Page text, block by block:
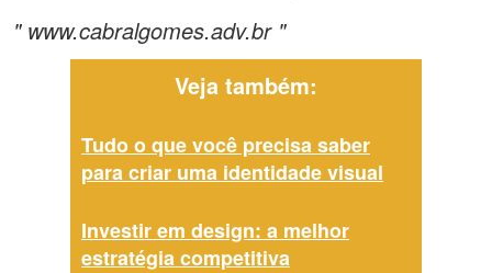
" www.cabralgomes.adv.br "
Veja também:
Tudo o que você precisa saber
para criar uma identidade visual
Investir em design: a melhor
estratégia competitiva